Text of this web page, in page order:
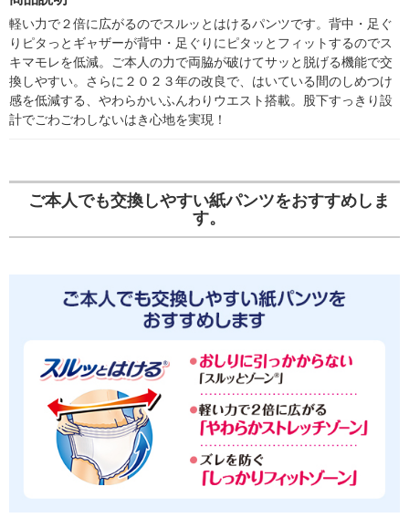
ユニ・チャーム
軽い力で２倍に広がるのでスルッとはけるパンツです。背中・足ぐ
りピタっとギャザーが背中・足ぐりにピタッとフィットするのでス
キマモレを低減。ご本人の力で両脇が破けてサッと脱げる機能で交
換しやすい。さらに２０２３年の改良で、はいている間のしめつけ
感を低減する、やわらかいふんわりウエスト搭載。股下すっきり設
計でごわごわしないはき心地を実現！
ご本人でも交換しやすい紙パンツをおすすめしま
す。